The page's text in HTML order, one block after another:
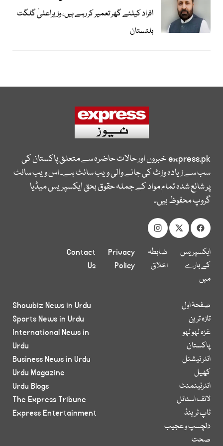
افراد کیلئے گھر تعمیر کر رہے ہیں، وزیراعلیٰ گلگت
بلتستان
express.pkخبروں اور حالات حاضرہ سے متعلق پاکستان کی
سب سے زیادہ وزٹ کی جانے والی ویب سائٹ ہے۔ اس ویب سائٹ
پر شائع شدہ تمام مواد کے جملہ حقوق بحق ایکسپریس میڈیا
گروپ محفوظ ہیں۔
ایکسپریس
کے بارے
میں
ضابطہ
اخلاق
Privacy
Policy
Contact
Us
صفحۂ اول
تازہ ترین
غزہ لہو لہو
پاکستان
انٹر نیشنل
کھیل
انٹرٹینمنٹ
لائف اسٹائل
ٹاپ ٹرینڈ
دلچسپ و عجیب
صحت
Showbiz News in Urdu
Sports News in Urdu
International News in
Urdu
Business News in Urdu
Urdu Magazine
Urdu Blogs
The Express Tribune
Express Entertainment